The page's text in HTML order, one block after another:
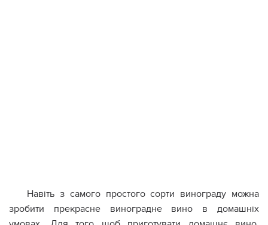
Навіть з самого простого сорти винограду можна
зробити прекрасне виноградне вино в домашніх